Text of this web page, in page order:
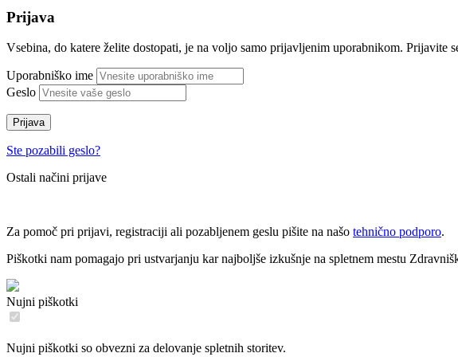
Prijava
Vsebina, do katere želite dostopati, je na voljo samo prijavljenim uporabnikom. Prijavite
Uporabniško ime
Geslo
Prijava
Ste pozabili geslo?
Ostali načini prijave
Za pomoč pri prijavi, registraciji ali pozabljenem geslu pišite na našo tehnično podporo.
Piškotki nam pomagajo pri ustvarjanju kar najboljše izkušnje na spletnem mestu
Nujni piškotki
Nujni piškotki so obvezni za delovanje spletnih storitev.